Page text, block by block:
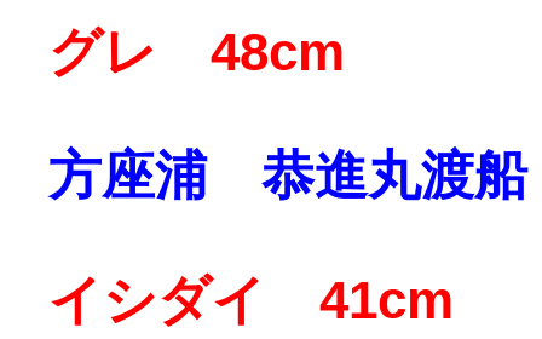
グレ 48cm
方座浦 恭進丸渡船
イシダイ 41cm